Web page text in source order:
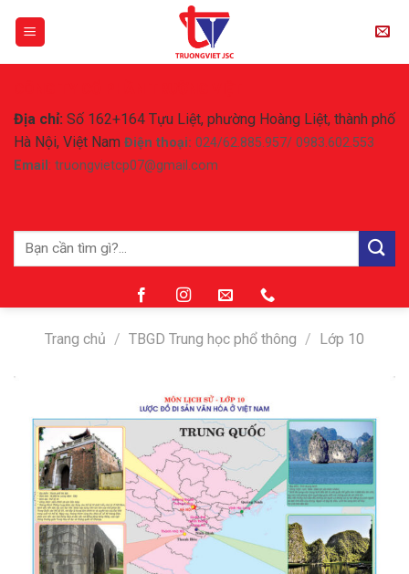
Địa chỉ: Số 162+164 Tựu Liệt, phường Hoàng Liệt, thành phố
Hà Nội, Việt Nam Điện thoại: 024/62.885.957/ 0983.602.553
Email : truongvietcp07@gmail.com
Tìm
Trang chủ / TBGD Trung học phổ thông / Lớp 10